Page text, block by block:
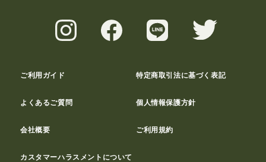
ご利用ガイド 特定商取引法に基づく表記
よくあるご質問 個人情報保護方針
会社概要 ご利用規約
カスタマーハラスメントについて